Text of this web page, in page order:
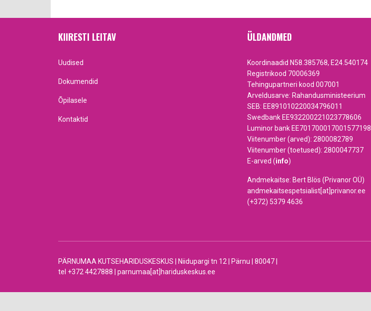
KIIRESTI LEITAV
Uudised
Dokumendid
Õpilasele
Kontaktid
ÜLDANDMED
Koordinaadid N58.385768, E24.540174
Registrikood 70006369
Tehingupartneri kood 007001
Arveldusarve: Rahandusministeerium
SEB: EE891010220034796011
Swedbank EE932200221023778606
Luminor bank EE701700017001577198
Viitenumber (arved): 2800082789
Viitenumber (toetused): 2800047737
E-arved (info)
Andmekaitse: Bert Blös (Privanor OÜ)
andmekaitsespetsialist[at]privanor.ee
(+372) 5379 4636
PÄRNUMAA KUTSEHARIDUSKESKUS | Niidupargi tn 12 | Pärnu | 80047 |
tel +372 4427888 | parnumaa[at]hariduskeskus.ee